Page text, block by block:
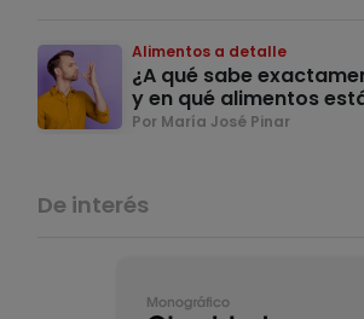
Alimentos a detalle
¿A qué sabe
y en qué alimentos
Por María José Pinar
De interés